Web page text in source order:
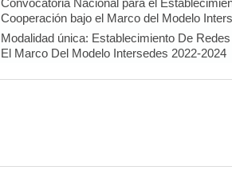
Convocatoria Nacional para el
Cooperación bajo el Marco del Modelo
Modalidad única: Establecimiento De
El Marco Del Modelo Intersedes 2022-2024